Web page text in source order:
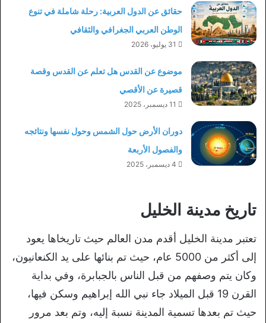
حقائق عن الدول العربية: رحلة شاملة في تنوع
الوطن العربي الجغرافي والثقافي
31 يوليو، 2026
موضوع عن القدس هل تعلم عن القدس وقصة
قصيرة عن الأقصي
11 ديسمبر، 2025
دوران الأرض حول الشمس وحول نفسها ونتائجه
والفصول الأربعة
4 ديسمبر، 2025
تاريخ مدينة الخليل
تعتبر مدينة الخليل أقدم مدن العالم حيث تاريخاها يعود
إلى أكثر من 5000 عام، حيث تم بنائها على يد الكنعانيون،
وكان يتم وصفهم من قبل الناس بالجبابرة، وفي بداية
القرن 19 قبل الميلاد جاء نبي الله إبراهيم وسكن فيها،
حيث تم بعدها تسمية المدينة نسبة إليه، وتم بعد مرور